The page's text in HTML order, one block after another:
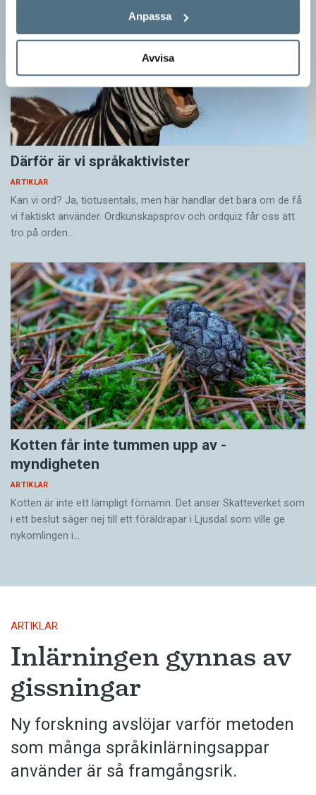
Anpassa
Avvisa
Därför är vi språkaktivister
ARTIKLAR
Kan vi ord? Ja, tiotusentals, men här handlar det bara om de få
vi faktiskt använder. Ordkunskapsprov och ordquiz får oss att
tro på orden…
Kotten får inte tummen upp av ­
myndigheten
ARTIKLAR
Kotten är inte ett lämpligt förnamn. Det anser Skatte­verket som
i ett beslut säger nej till ett föräldra­par i Ljusdal som ville ge
nykomlingen i…
ARTIKLAR
Inlärningen gynnas av
gissningar
Ny forskning avslöjar varför metoden
som många språkinlärningsappar
använder är så framgångsrik.